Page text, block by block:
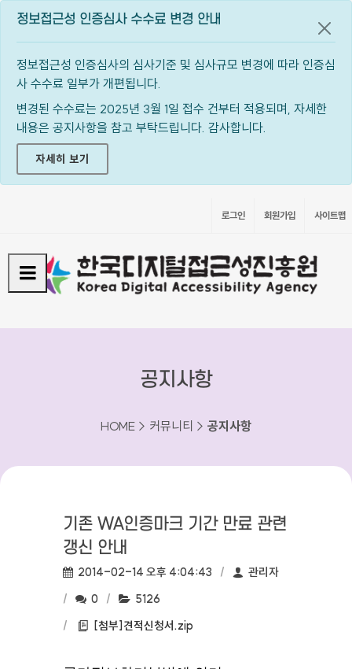
정보접근성 인증심사 수수료 변경 안내
정보접근성 인증심사의 심사기준 및 심사규모 변경에 따라 인증심
사 수수료 일부가 개편됩니다.
변경된 수수료는 2025년 3월 1일 접수 건부터 적용되며, 자세한
내용은 공지사항을 참고 부탁드립니다. 감사합니다.
자세히 보기
공지
로그인 회원가입 사이트맵
공지사항
HOME > 커뮤니티 > 공지사항
기존 WA인증마크 기간 만료 관련
갱신 안내
작성일:
2014-02-14 오후 4:04:43 작성자:
관리자
댓글수:
0 조회수:
5126
첨부파일:
[첨부]견적신청서.zip